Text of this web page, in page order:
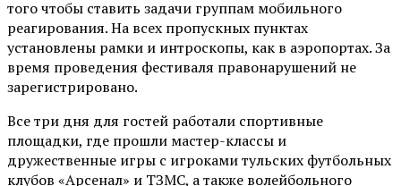
того чтобы ставить задачи группам мобильного
реагирования. На всех пропускных пунктах
установлены рамки и интроскопы, как в аэропортах. За
время проведения фестиваля правонарушений не
зарегистрировано.
Все три дня для гостей работали спортивные
площадки, где прошли мастер-классы и
дружественные игры с игроками тульских футбольных
клубов «Арсенал» и ТЗМС, а также волейбольного